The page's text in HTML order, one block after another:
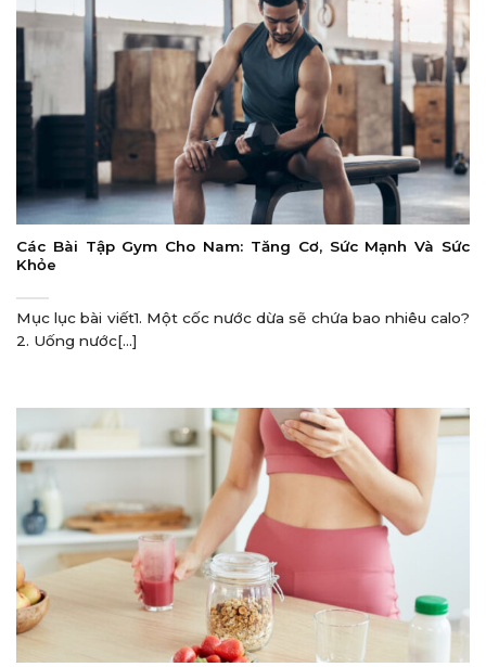
Các Bài Tập Gym Cho Nam: Tăng Cơ, Sức Mạnh Và Sức
Khỏe
Mục lục bài viết1. Một cốc nước dừa sẽ chứa bao nhiêu calo?
2. Uống nước[...]